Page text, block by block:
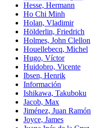
Hesse, Hermann
Ho Chi Minh
Holan, Vladimir
Hölderlin, Friedrich
Holmes, John Clellon
Houellebecq, Michel
Hugo, Víctor
Huidobro, Vicente
Ibsen, Henrik
Información
Ishikawa, Takuboku
Jacob, Max
Jiménez, Juan Ramón
Joyce, James